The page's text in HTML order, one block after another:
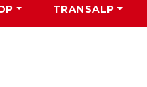
TRANSALP